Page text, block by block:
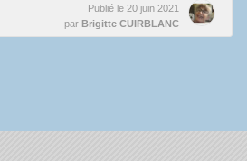
Publié le 20 juin 2021
par Brigitte CUIRBLANC